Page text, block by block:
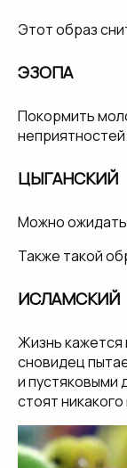
Этот образ
ЭЗОПА
Покормить
неприятностей.
ЦЫГАНСКИЙ
Можно
Также такой
ИСЛАМСКИЙ
Жизнь кажется
сновидец
и пустяковыми
стоят